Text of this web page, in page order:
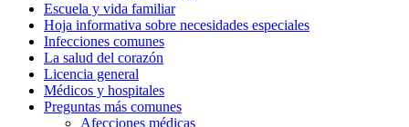
Escuela y vida familiar
Hoja informativa sobre necesidades especiales
Infecciones comunes
La salud del corazón
Licencia general
Médicos y hospitales
Preguntas más comunes
Afecciones médicas